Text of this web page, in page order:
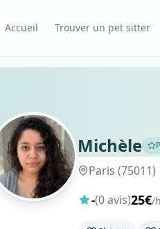
Accueil Trouver un pet sitter
Michèle
Paris (75011)
-(0 avis)25€/